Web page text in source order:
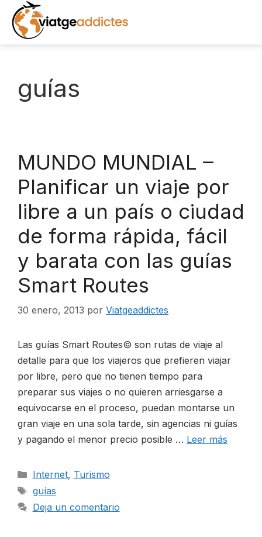
Saltar
contenido
RECURSOS
NOTICIAS
FOTOS
CONTACTO
ESP
guías
MUNDO MUNDIAL –
Planificar un viaje por
libre a un país o ciudad
de forma rápida, fácil
y barata con las guías
Smart Routes
30 enero, 2013 por Viatgeaddictes
Las guías Smart Routes© son rutas de viaje al
detalle para que los viajeros que prefieren viajar
por libre, pero que no tienen tiempo para
preparar sus viajes o no quieren arriesgarse a
equivocarse en el proceso, puedan montarse un
gran viaje en una sola tarde, sin agencias ni guías
y pagando el menor precio posible … Leer más
Categorías
Internet, Turismo
Etiquetas
guías
Deja un comentario